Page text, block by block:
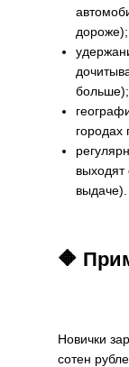
дороже);
больше);
городах
выходят
выдаче).
🔶
Новички
сотен